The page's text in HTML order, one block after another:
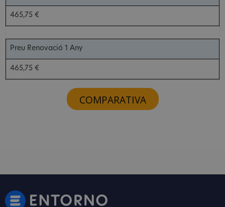
465,75 €
Preu Renovació 1 Any
465,75 €
COMPARATIVA